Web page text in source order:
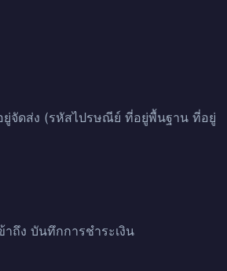
จัดส่ง (รหัสไปรษณีย์ ที่อยู่พื้นฐาน ที่อยู่
ถึง บันทึกการชำระเงิน